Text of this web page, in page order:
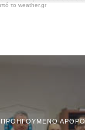
το weather.gr
ΠΡΟΗΓΟΎΜΕΝΟ ΆΡΘΡΟ